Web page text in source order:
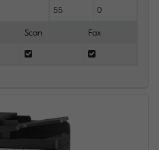
55 0
Scan Fax